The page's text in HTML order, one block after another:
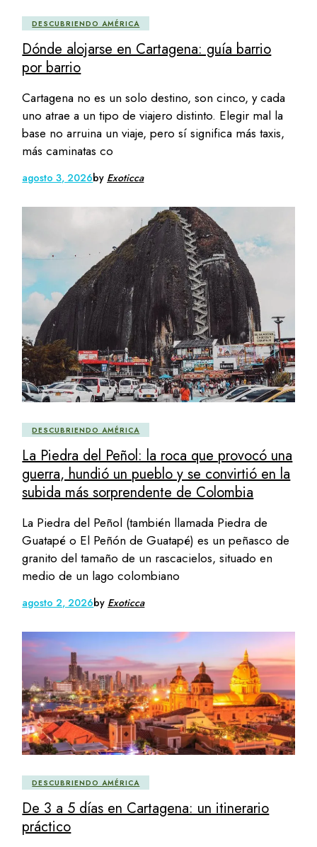
DESCUBRIENDO AMÉRICA
Dónde alojarse en Cartagena: guía barrio
por barrio
Cartagena no es un solo destino, son cinco, y cada
uno atrae a un tipo de viajero distinto. Elegir mal la
base no arruina un viaje, pero sí significa más taxis,
más caminatas co
agosto 3, 2026by Exoticca
DESCUBRIENDO AMÉRICA
La Piedra del Peñol: la roca que provocó una
guerra, hundió un pueblo y se convirtió en la
subida más sorprendente de Colombia
La Piedra del Peñol (también llamada Piedra de
Guatapé o El Peñón de Guatapé) es un peñasco de
granito del tamaño de un rascacielos, situado en
medio de un lago colombiano
agosto 2, 2026by Exoticca
DESCUBRIENDO AMÉRICA
De 3 a 5 días en Cartagena: un itinerario
práctico